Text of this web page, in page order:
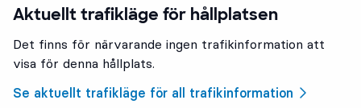
Aktuellt trafikläge för hållplatsen
Det finns för närvarande ingen trafikinformation att
visa för denna hållplats.
Se aktuellt trafikläge för all trafikinformation